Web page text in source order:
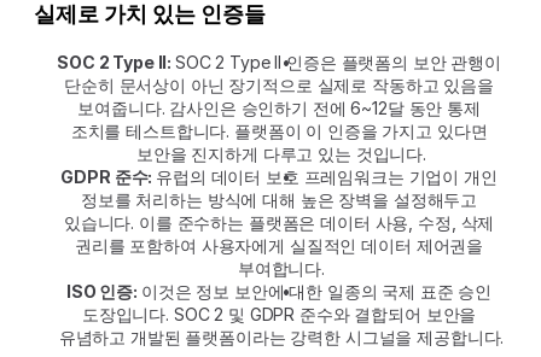
실제로 가치 있는 인증들
SOC 2 Type II: SOC 2 Type II 인증은 플랫폼의 보안 관행이
단순히 문서상이 아닌 장기적으로 실제로 작동하고 있음을
보여줍니다. 감사인은 승인하기 전에 6~12달 동안 통제
조치를 테스트합니다. 플랫폼이 이 인증을 가지고 있다면
보안을 진지하게 다루고 있는 것입니다.
GDPR 준수: 유럽의 데이터 보호 프레임워크는 기업이 개인
정보를 처리하는 방식에 대해 높은 장벽을 설정해두고
있습니다. 이를 준수하는 플랫폼은 데이터 사용, 수정, 삭제
권리를 포함하여 사용자에게 실질적인 데이터 제어권을
부여합니다.
ISO 인증: 이것은 정보 보안에 대한 일종의 국제 표준 승인
도장입니다. SOC 2 및 GDPR 준수와 결합되어 보안을
유념하고 개발된 플랫폼이라는 강력한 시그널을 제공합니다.